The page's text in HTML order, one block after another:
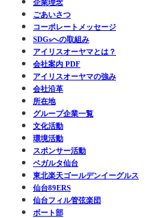
企業理念
ごあいさつ
コーポレートメッセージ
SDGsへの取組み
アイリスオーヤマとは？
会社案内 PDF
アイリスオーヤマの強み
会社沿革
所在地
グループ企業一覧
文化活動
環境活動
スポンサー活動
ベガルタ仙台
東北楽天ゴールデンイーグルス
仙台89ERS
仙台フィル管弦楽団
ボート部